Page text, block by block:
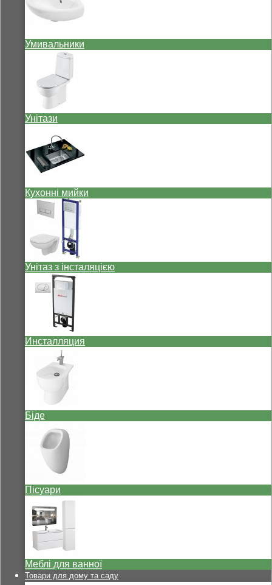
Умивальники
Унітази
Кухонні мийки
Унітаз з інсталяцією
Инсталляция
Біде
Пісуари
Меблі для ванної
Товари для дому та саду